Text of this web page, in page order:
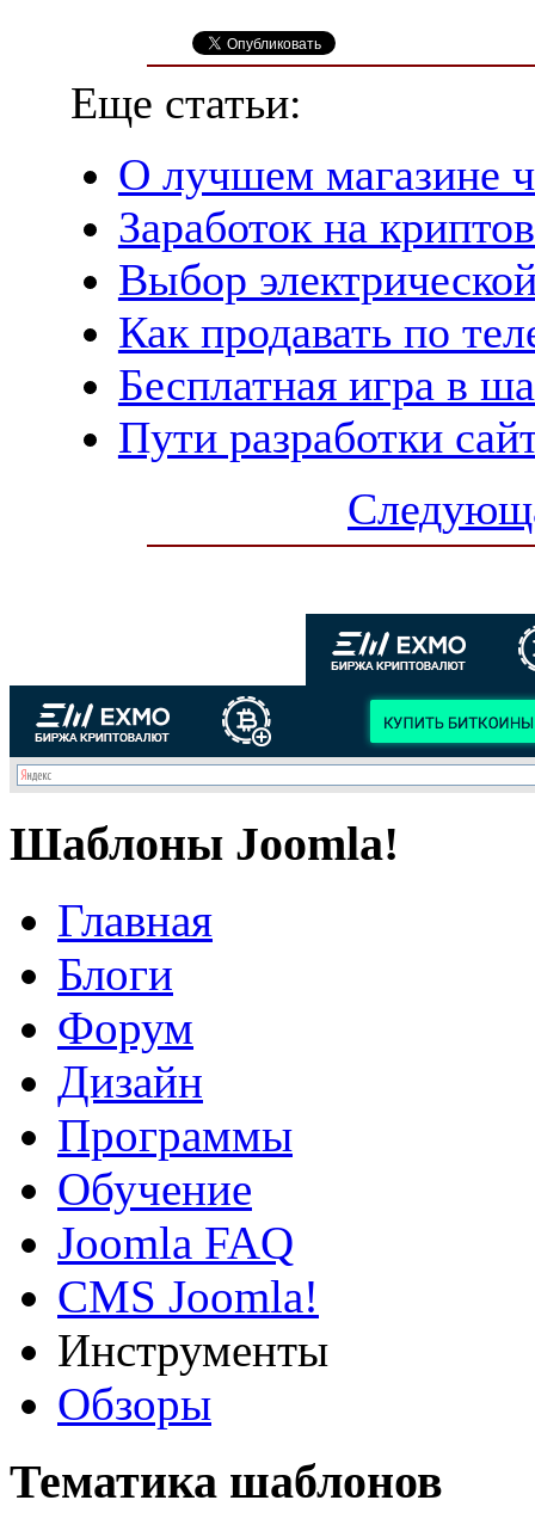
Еще статьи:
О лучшем магазине
Заработок на
Выбор
Как продавать по
Бесплатная игра в
Пути разработки
Шаблоны Joomla!
Главная
Блоги
Форум
Дизайн
Программы
Обучение
Joomla FAQ
CMS Joomla!
Инструменты
Обзоры
Тематика шаблонов